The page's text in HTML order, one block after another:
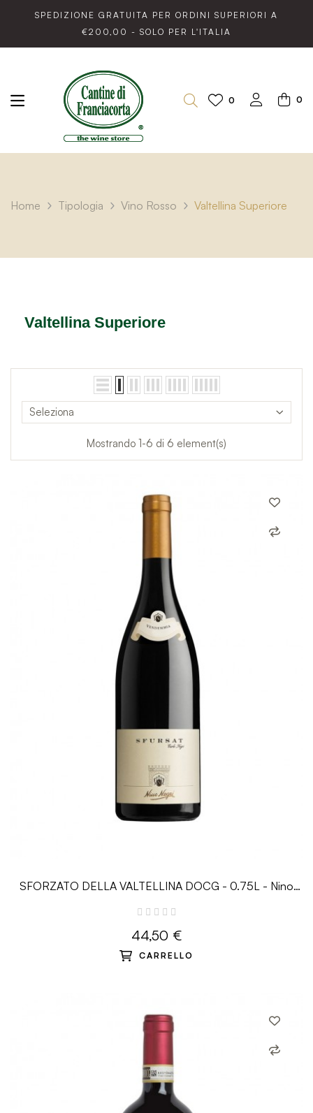
SPEDIZIONE GRATUITA PER ORDINI SUPERIORI A
€200,00 - SOLO PER L'ITALIA
0 0
Home Tipologia Vino Rosso Valtellina Superiore
Valtellina Superiore
Seleziona
Mostrando 1-6 di 6 element(s)
SFORZATO DELLA VALTELLINA DOCG - 0.75L - Nino
44,50 €
CARRELLO